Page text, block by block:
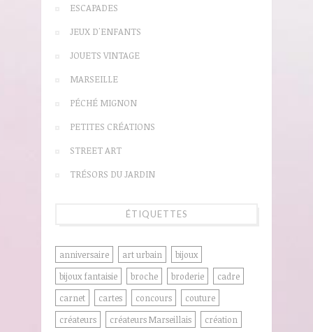
ESCAPADES
JEUX D'ENFANTS
JOUETS VINTAGE
MARSEILLE
PÉCHÉ MIGNON
PETITES CRÉATIONS
STREET ART
TRÉSORS DU JARDIN
ÉTIQUETTES
anniversaire art urbain
bijoux
bijoux fantaisie
broche broderie
cadre
carnet
cartes concours
couture
créateurs
créateurs Marseillais
création